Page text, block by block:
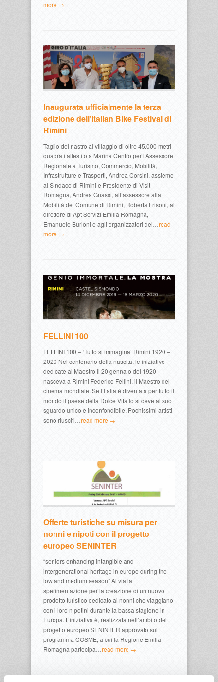
more →
Inaugurata ufficialmente la terza
edizione dell’Italian Bike Festival di
Rimini
Taglio del nastro al villaggio di oltre 45.000 metri
quadrati allestito a Marina Centro per l’Assessore
Regionale a Turismo, Commercio, Mobilità,
Infrastrutture e Trasporti, Andrea Corsini, assieme
al Sindaco di Rimini e Presidente di Visit
Romagna, Andrea Gnassi, all’assessore alla
Mobilità del Comune di Rimini, Roberta Frisoni, al
direttore di Apt Servizi Emilia Romagna,
Emanuele Burioni e agli organizzatori del…read
more →
FELLINI 100
FELLINI 100 – ‘Tutto si immagina’ Rimini 1920 –
2020 Nel centenario della nascita, le iniziative
dedicate al Maestro Il 20 gennaio del 1920
nasceva a Rimini Federico Fellini, il Maestro del
cinema mondiale. Se l’Italia è diventata per tutto il
mondo il paese della Dolce Vita lo si deve al suo
sguardo unico e inconfondibile. Pochissimi artisti
sono riusciti…read more →
Offerte turistiche su misura per
nonni e nipoti con il progetto
europeo SENINTER
“seniors enhancing intangible and
intergenerational heritage in europe during the
low and medium season” Al via la
sperimentazione per la creazione di un nuovo
prodotto turistico dedicato ai nonni che viaggiano
con i loro nipotini durante la bassa stagione in
Europa. L’iniziativa è, realizzata nell’ambito del
progetto europeo SENINTER approvato sul
programma COSME, a cui la Regione Emilia
Romagna partecipa…read more →